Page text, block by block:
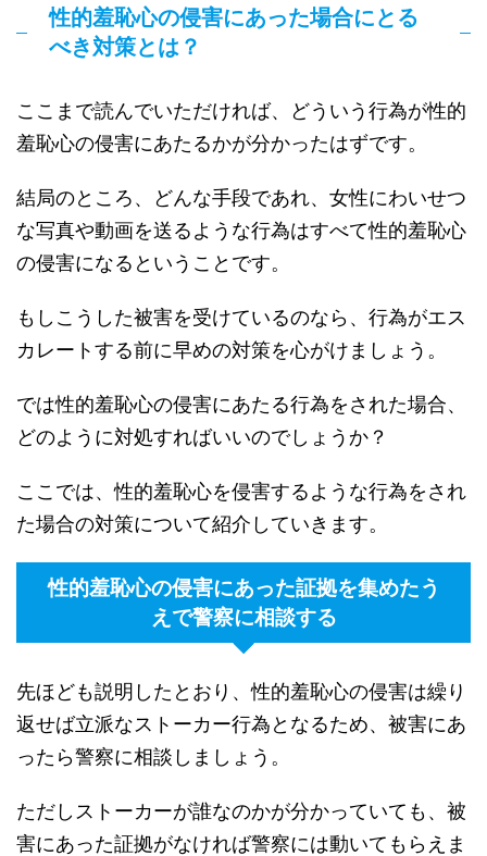
性的羞恥心の侵害にあった場合にとる
べき対策とは？
ここまで読んでいただければ、どういう行為が性的
羞恥心の侵害にあたるかが分かったはずです。
結局のところ、どんな手段であれ、女性にわいせつ
な写真や動画を送るような行為はすべて性的羞恥心
の侵害になるということです。
もしこうした被害を受けているのなら、行為がエス
カレートする前に早めの対策を心がけましょう。
では性的羞恥心の侵害にあたる行為をされた場合、
どのように対処すればいいのでしょうか？
ここでは、性的羞恥心を侵害するような行為をされ
た場合の対策について紹介していきます。
性的羞恥心の侵害にあった証拠を集めたう
えで警察に相談する
先ほども説明したとおり、性的羞恥心の侵害は繰り
返せば立派なストーカー行為となるため、被害にあ
ったら警察に相談しましょう。
ただしストーカーが誰なのかが分かっていても、被
害にあった証拠がなければ警察には動いてもらえま